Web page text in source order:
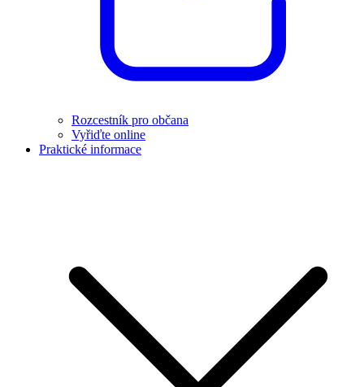
Rozcestník pro občana
Vyřiďte online
Praktické informace